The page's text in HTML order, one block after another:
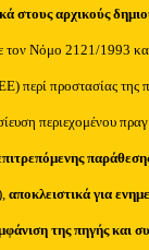
στους αρχικούς
τον Νόμο 2121/1993
περί προστασίας της
περιεχομένου
αποκλειστικά για
της πηγής και